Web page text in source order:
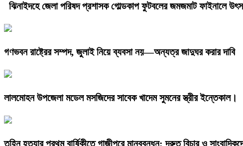
ঝিনাইদহে জেলা পরিষদ প্রশাসক গোল্ডকাপ ফুটবলের জমজমাট ফাইনালে
গণভবন রাষ্ট্রের সম্পদ, জুলাই নিয়ে ব্যবসা নয়—অন্যত্র জাদুঘর করার দাবি
লালমোহন উপজেলা মডেল মসজিদের সাবেক খাদেম সুমনের স্ত্রীর ইন্তেকাল।
তুহিন হত্যার প্রথম বার্ষিকীতে গাজীপুরে মানববন্ধন: দ্রুত বিচার ও